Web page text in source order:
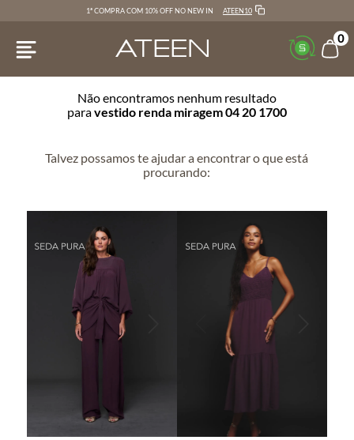
1ª COMPRA COM 10% OFF NO NEW IN ATEEN10
0
Não encontramos nenhum resultado
paravestido renda miragem 04 20 1700
Talvez possamos te ajudar a encontrar o que está
procurando: